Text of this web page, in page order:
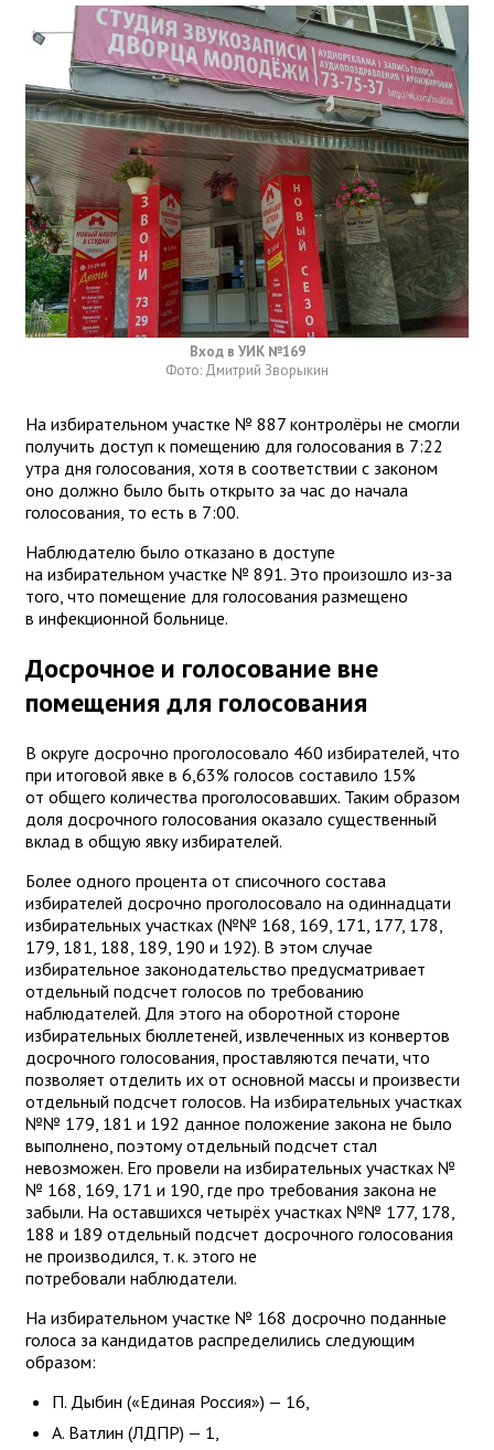
Вход в УИК №169
Фото: Дмитрий Зворыкин
На избирательном участке № 887 контролёры не смогли
получить доступ к помещению для голосования в 7:22
утра дня голосования, хотя в соответствии с законом
оно должно было быть открыто за час до начала
голосования, то есть в 7:00.
Наблюдателю было отказано в доступе
на избирательном участке № 891. Это произошло из-за
того, что помещение для голосования размещено
в инфекционной больнице.
Досрочное и голосование вне
помещения для голосования
В округе досрочно проголосовало 460 избирателей, что
при итоговой явке в 6,63% голосов составило 15%
от общего количества проголосовавших. Таким образом
доля досрочного голосования оказало существенный
вклад в общую явку избирателей.
Более одного процента от списочного состава
избирателей досрочно проголосовало на одиннадцати
избирательных участках (№№ 168, 169, 171, 177, 178,
179, 181, 188, 189, 190 и 192). В этом случае
избирательное законодательство предусматривает
отдельный подсчет голосов по требованию
наблюдателей. Для этого на оборотной стороне
избирательных бюллетеней, извлеченных из конвертов
досрочного голосования, проставляются печати, что
позволяет отделить их от основной массы и произвести
отдельный подсчет голосов. На избирательных участках
№№ 179, 181 и 192 данное положение закона не было
выполнено, поэтому отдельный подсчет стал
невозможен. Его провели на избирательных участках №
№ 168, 169, 171 и 190, где про требования закона не
забыли. На оставшихся четырёх участках №№ 177, 178,
188 и 189 отдельный подсчет досрочного голосования
не производился, т. к. этого не
потребовали наблюдатели.
На избирательном участке № 168 досрочно поданные
голоса за кандидатов распределились следующим
образом:
П. Дыбин («Единая Россия») — 16,
А. Ватлин (ЛДПР) — 1,